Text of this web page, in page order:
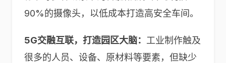
90%的摄像头，以低成本打造高安全车间。
5G交融互联，打造园区大脑： 工业制作触及
很多的人员、设备、原材料等要素，但缺少